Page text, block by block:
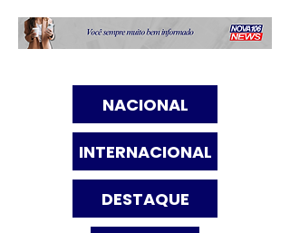
NACIONAL
INTERNACIONAL
DESTAQUE